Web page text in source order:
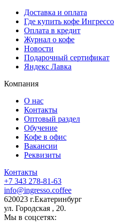
Доставка и оплата
Где купить кофе Ингрессо
Оплата в кредит
Журнал о кофе
Новости
Подарочный сертификат
Яндекс Лавка
Компания
О нас
Контакты
Оптовый раздел
Обучение
Кофе в офис
Вакансии
Реквизиты
Контакты
+7 343 278-81-63
info@ingresso.coffee
620023 г.Екатеринбург
ул. Городская , 20.
Мы в соцсетях: